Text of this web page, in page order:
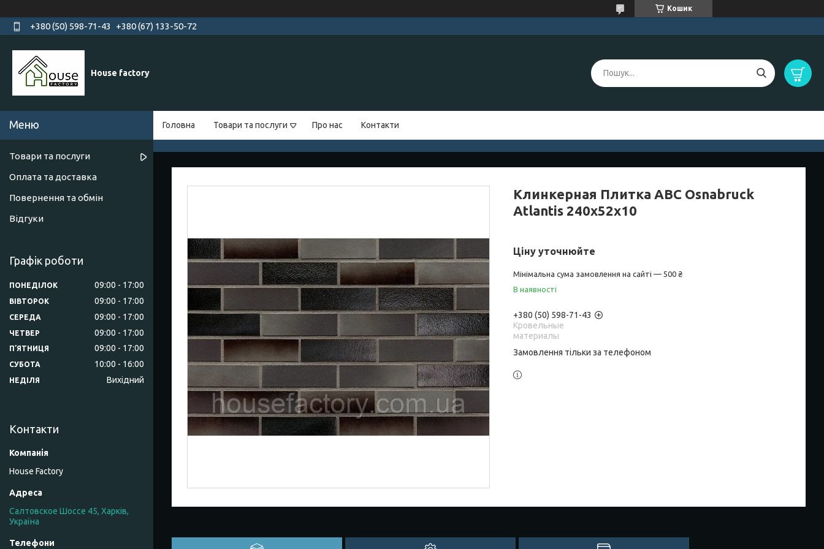
Кошик
+380 (50) 598-71-43 +380 (67) 133-50-72
House factory
Головна Товари та послуги Про нас Контакти
Клинкерная Плитка ABC Osnabruck
Atlantis 240х52х10
Ціну уточнюйте
Мінімальна сума замовлення на сайті — 500 ₴
В наявності
+380 (50) 598-71-43
Кровельные
материалы
Замовлення тільки за телефоном
Товари та послуги
Оплата та доставка
Повернення та обмін
Відгуки
Графік роботи
ПОНЕДІЛОК 09:00 17:00
ВІВТОРОК 09:00 17:00
СЕРЕДА 09:00 17:00
ЧЕТВЕР 09:00 17:00
ПʼЯТНИЦЯ 09:00 17:00
СУБОТА 10:00 16:00
НЕДІЛЯ Вихідний
Контакти
House Factory
Салтовское Шоссе 45, Харків,
Україна